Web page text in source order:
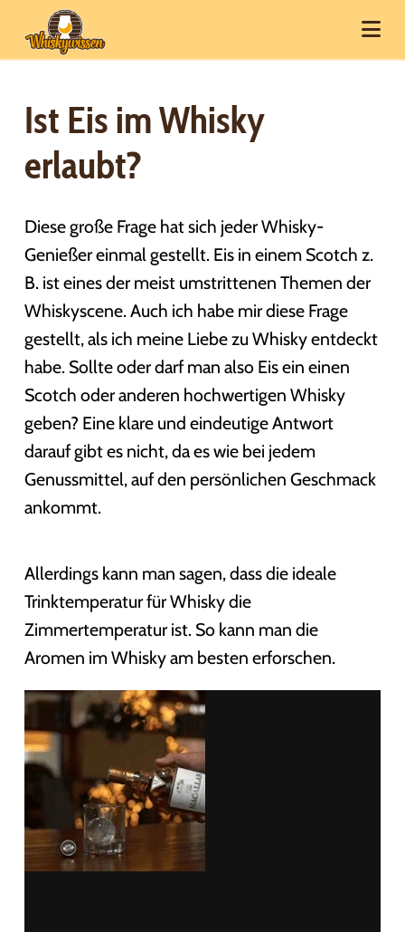
Ist Eis im Whisky
erlaubt?
Diese große Frage hat sich jeder Whisky-
Genießer einmal gestellt. Eis in einem Scotch z.
B. ist eines der meist umstrittenen Themen der
Whiskyscene. Auch ich habe mir diese Frage
gestellt, als ich meine Liebe zu Whisky entdeckt
habe. Sollte oder darf man also Eis ein einen
Scotch oder anderen hochwertigen Whisky
geben? Eine klare und eindeutige Antwort
darauf gibt es nicht, da es wie bei jedem
Genussmittel, auf den persönlichen Geschmack
ankommt.
Allerdings kann man sagen, dass die ideale
Trinktemperatur für Whisky die
Zimmertemperatur ist. So kann man die
Aromen im Whisky am besten erforschen.